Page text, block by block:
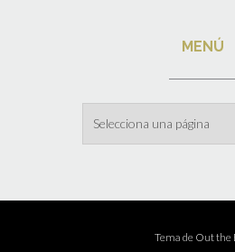
MENÚ
Tema de Out the